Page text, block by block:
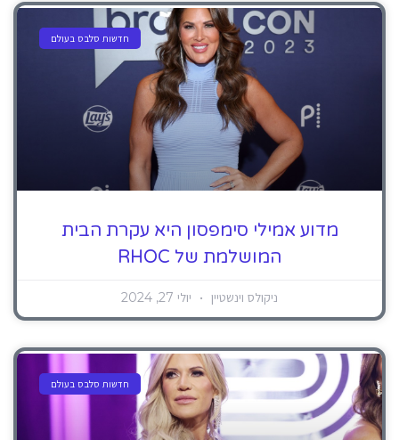
חדשות סלבס בעולם
מדוע אמילי סימפסון היא עקרת הבית
המושלמת של RHOC
ניקולס וינשטיין יולי 27, 2024
חדשות סלבס בעולם